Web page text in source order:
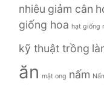
nhiêu giảm cân
giống hoa hạt giống
kỹ thuật trồng
ăn mật ong nấm